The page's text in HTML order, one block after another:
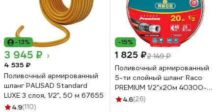
-13%
3 945 ₽
4 535 ₽
Поливочный армированный
шланг PALISAD Standard
LUXE 3 слоя, 1/2", 50 м 67655
4.9(110)
-15%
1 825 ₽2 149 ₽
Поливочный армированный
5-ти слойный шланг Raco
PREMIUM 1/2"x20м 40300-
1/2-20_z01
4.6(26)